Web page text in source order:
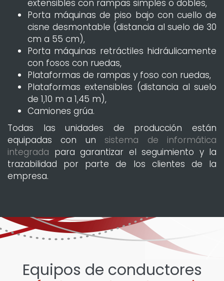
extensibles con rampas simples o dobles,
Porta máquinas de piso bajo con cuello de
cisne desmontable (distancia al suelo de 30
cm a 55 cm),
Porta máquinas retráctiles hidráulicamente
con fosos con ruedas,
Plataformas de rampas y foso con ruedas,
Plataformas extensibles (distancia al suelo
de 1,10 m a 1,45 m),
Camiones grúa.
Todas las unidades de producción están
equipadas con unsistema de informática
integrada para garantizar el seguimiento y la
trazabilidad por parte de los clientes de la
empresa.
Equipos de conductores